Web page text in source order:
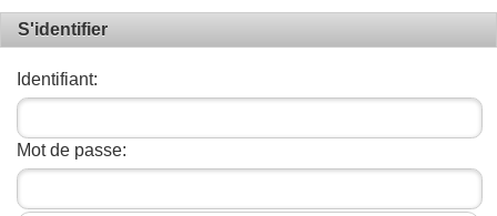
S'identifier
Identifiant:
Mot de passe: